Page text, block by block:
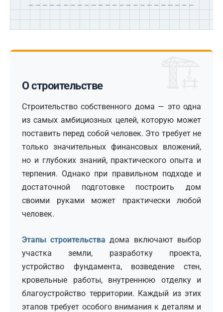
─ ─ ─ ─ ─ ─ ─ ─ ─ ─ ─ ─ ─ ─ ─ ─ ─ ─ ─ ─ ─ ─ ─ ─
О строительстве
Строительство собственного дома — это одна
из самых амбициозных целей, которую может
поставить перед собой человек. Это требует не
только значительных финансовых вложений,
но и глубоких знаний, практического опыта и
терпения. Однако при правильном подходе и
достаточной подготовке построить дом
своими руками может практически любой
человек.
Этапы строительства дома включают выбор
участка земли, разработку проекта,
устройство фундамента, возведение стен,
кровельные работы, внутреннюю отделку и
благоустройство территории. Каждый из этих
этапов требует особого внимания к деталям и